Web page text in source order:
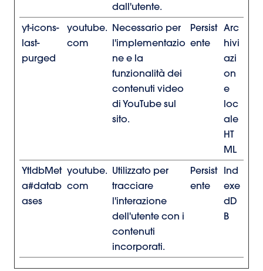
dall'utente.
yt-icons-
last-
purged
youtube.
com
Necessario per
l'implementazio
ne e la
funzionalità dei
contenuti video
di YouTube sul
sito.
Persist
ente
Arc
hivi
azi
on
e
loc
ale
HT
ML
YtIdbMet
a#datab
ases
youtube.
com
Utilizzato per
tracciare
l'interazione
dell'utente con i
contenuti
incorporati.
Persist
ente
Ind
exe
dD
B